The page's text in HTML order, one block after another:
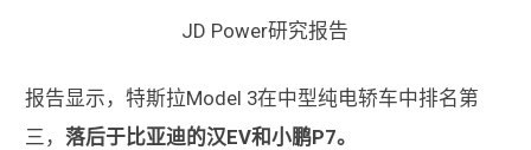
JD Power研究报告
报告显示，特斯拉Model 3在中型纯电轿车中排名第
三， 落后于比亚迪的汉EV和小鹏P7。